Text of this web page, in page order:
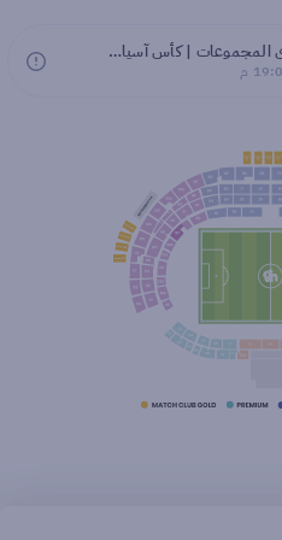
سوريا ضد الصين | دوري المجموعات | كأس آسيا 2027